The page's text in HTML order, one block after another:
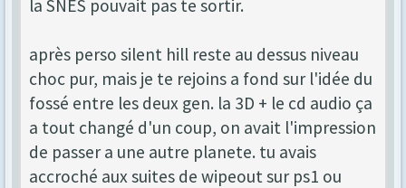
la SNES pouvait pas te sortir.
après perso silent hill reste au dessus niveau
choc pur, mais je te rejoins a fond sur l'idée du
fossé entre les deux gen. la 3D + le cd audio ça
a tout changé d'un coup, on avait l'impression
de passer a une autre planete. tu avais
accroché aux suites de wipeout sur ps1 ou